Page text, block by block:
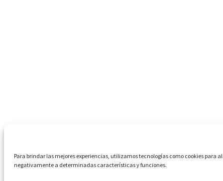
Para brindar las mejores experiencias, utilizamos tecnologías como cookies
negativamente a determinadas características y funciones.